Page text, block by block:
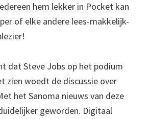
hem lekker in Pocket kan
of elke andere lees-makkelijk-
dat Steve Jobs op het podium
zien woedt de discussie over
het Sanoma nieuws van deze
geworden. Digitaal